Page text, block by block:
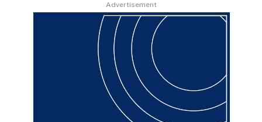
Advertisement